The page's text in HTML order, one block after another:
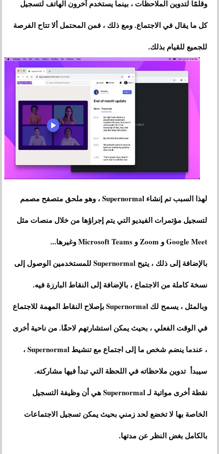
وقلمًا لتدوين الملاحظات ، بينما يستخدم آخرون الهاتف لتسجيل
كل ما يقال في الاجتماع. ومع ذلك ، فمن المحتمل ألا تتاح الفرصة
للجميع للقيام بذلك.
لهذا السبب تم إنشاء Supernormal ، وهو ملحق متصفح مصمم
لتسجيل مؤتمرات الفيديو التي يتم إجراؤها من خلال منصات مثل
Google Meet و Zoom و Microsoft Teams وغيرها...
بالإضافة إلى ذلك ، يتيح Supernormal للمستخدمين الوصول إلى
نسخة كاملة من الاجتماع ، بالإضافة إلى النقاط البارزة فيه.
وبالمثل ، يسمح لك Supernormal بإصلاح النقاط المهمة للاجتماع
في الوقت الفعلي ، بحيث يمكن استشارتهم لاحقًا. من ناحية أخرى
، عندما ينضم شخص ما إلى اجتماع مع تنشيط Supernormal ،
سيبدأ تدوين ملاحظاته في اللحظة التي تبدأ فيها مشاركته.
نقطة أخرى مواتية لـ Supernormal هي أن وظيفة التسجيل
الخاصة بها لا تخضع لحد زمني بحيث يمكن تسجيل الاجتماعات
بالكامل بغض النظر عن مدتها.